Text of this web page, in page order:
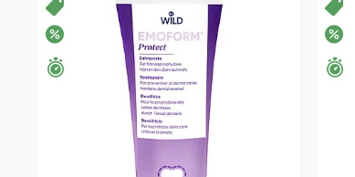
РОЗПРОДАЖ
Залишилось 26 днів